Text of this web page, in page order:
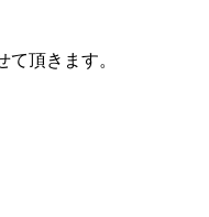
頂きます。